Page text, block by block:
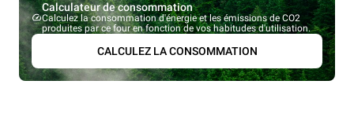
Calculateur de consommation
Calculez la consommation d'énergie et les émissions de CO2
produites par ce four en fonction de vos habitudes d'utilisation.
CALCULEZ LA CONSOMMATION